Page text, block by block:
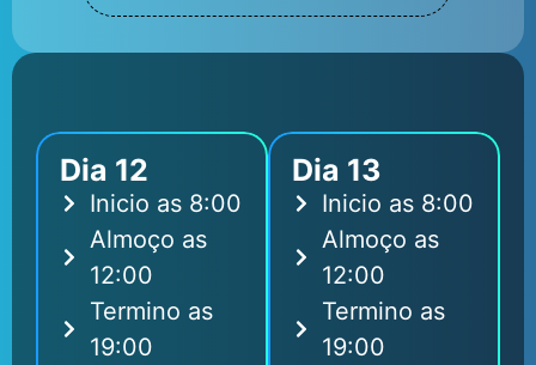
Dia 12
Inicio as 8:00
Almoço as
12:00
Termino as
19:00
Dia 13
Inicio as 8:00
Almoço as
12:00
Termino as
19:00